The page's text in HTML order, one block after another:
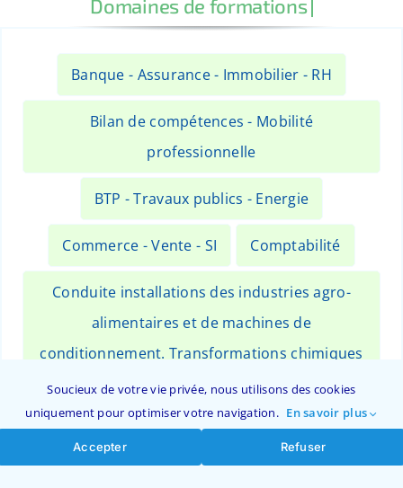
Banque - Assurance - Immobilier - RH
Bilan de compétences - Mobilité
professionnelle
BTP - Travaux publics - Energie
Commerce - Vente - SI Comptabilité
Conduite installations des industries agro-
alimentaires et de machines de
conditionnement. Transformations chimiques
et apparentés.
Design et Métiers d'art
Soucieux de votre vie privée, nous utilisons des cookies
uniquement pour optimiser votre navigation. En savoir plus
Accepter Refuser